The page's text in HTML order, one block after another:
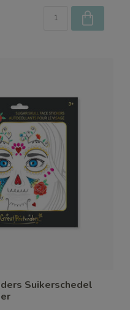
Suikerschedel